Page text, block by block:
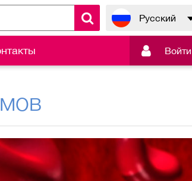
Русский
 Войти